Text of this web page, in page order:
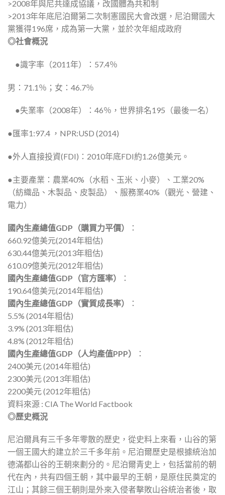
>2008年與尼共達成協議，改國體為共和制
>2013年年底尼泊爾第二次制憲國民大會改選，尼泊爾國大
黨獲得196席，成為第一大黨，並於次年組成政府
◎社會概況
●識字率（2011年）：57.4％
男：71.1％；女：46.7％
●失業率（2008年）：46％，世界排名195（最後一名）
●匯率1:97.4 ，NPR:USD (2014)
●外人直接投資(FDI)：2010年底FDI約1.26億美元。
●主要產業：農業40%（水稻、玉米、小麥）、工業20%
（紡織品、木製品、皮製品）、服務業40%（觀光、營建、
電力）
國內生產總值GDP（購買力平價）
：
660.92億美元(2014年粗估)
630.44億美元(2013年粗估)
610.09億美元(2012年粗估)
國內生產總值GDP（官方匯率）
：
190.64億美元(2014年粗估)
國內生產總值GDP（實質成長率）
：
5.5% (2014年粗估)
3.9% (2013年粗估)
4.8% (2012年粗估)
國內生產總值GDP（人均產值PPP）
：
2400美元 (2014年粗估)
2300美元 (2013年粗估)
2200美元 (2012年粗估)
資料來源 : CIA The World Factbook
◎歷史概況
尼泊爾具有三千多年零散的歷史，從史料上來看，山谷的第
一個王國大約建立於三千多年前。尼泊爾歷史是根據統治加
德滿都山谷的王朝來劃分的。尼泊爾青史上，包括當前的朝
代在內，共有四個王朝，其中最早的王朝，是原住民奠定的
江山；其餘三個王朝則是外來入侵者擊敗山谷統治者後，取